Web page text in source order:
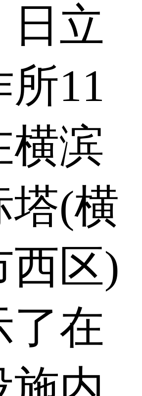
日立
11
横滨
塔(横
西区)
了在